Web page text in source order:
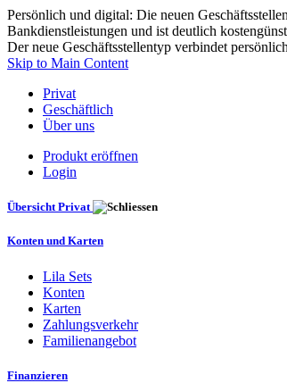
Persönlich und digital: Die neuen
Bankdienstleistungen und ist deutlich
Der neue Geschäftsstellentyp verbindet
Skip to Main Content
Privat
Geschäftlich
Über uns
Produkt eröffnen
Login
Übersicht Privat
Konten und Karten
Lila Sets
Konten
Karten
Zahlungsverkehr
Familienangebot
Finanzieren